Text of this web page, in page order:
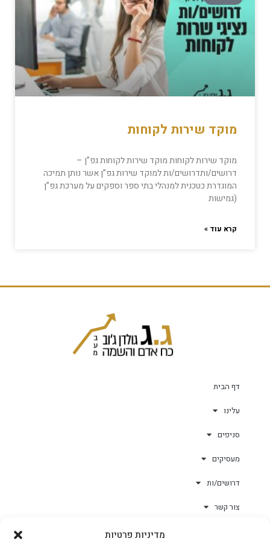
מדיניות פרטיות
מוקד שירות לקוחות
מוקד שירות לקוחות מוקד שירות לקוחות גפ”ן –
דרושים/ותדרושים/ות למוקד שירות גפ”ן אשר נותן תמיכה
המוגדרת כטכנית למנהלי בתי ספר וספקים על מערכת גפ”ן
(גמישות
קרא עוד »
דף הבית
עלינו
סניפים
מעסיקים
דרושים/ות
צור קשר